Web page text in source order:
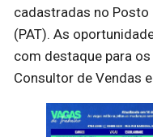
cadastradas no
(PAT). As
com destaque para
Consultor de Vendas